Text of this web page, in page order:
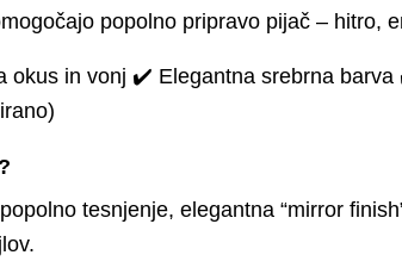
popolno pripravo pijač – hitro,
in vonj ✔️ Elegantna srebrna
tesnjenje, elegantna “mirror